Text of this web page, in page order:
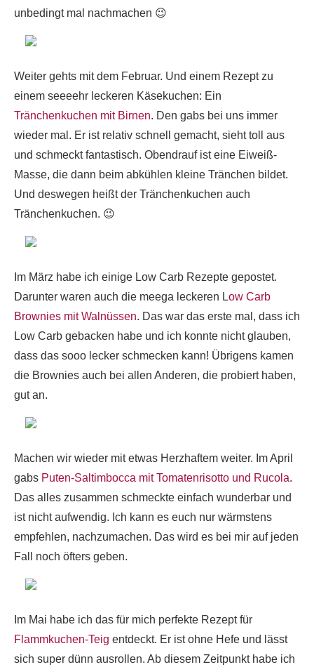
unbedingt mal nachmachen 😉
Weiter gehts mit dem Februar. Und einem Rezept zu
einem seeeehr leckeren Käsekuchen: Ein
Tränchenkuchen mit Birnen. Den gabs bei uns immer
wieder mal. Er ist relativ schnell gemacht, sieht toll aus
und schmeckt fantastisch. Obendrauf ist eine Eiweiß-
Masse, die dann beim abkühlen kleine Tränchen bildet.
Und deswegen heißt der Tränchenkuchen auch
Tränchenkuchen. 😉
Im März habe ich einige Low Carb Rezepte gepostet.
Darunter waren auch die meega leckeren Low Carb
Brownies mit Walnüssen. Das war das erste mal, dass ich
Low Carb gebacken habe und ich konnte nicht glauben,
dass das sooo lecker schmecken kann! Übrigens kamen
die Brownies auch bei allen Anderen, die probiert haben,
gut an.
Machen wir wieder mit etwas Herzhaftem weiter. Im April
gabs Puten-Saltimbocca mit Tomatenrisotto und Rucola.
Das alles zusammen schmeckte einfach wunderbar und
ist nicht aufwendig. Ich kann es euch nur wärmstens
empfehlen, nachzumachen. Das wird es bei mir auf jeden
Fall noch öfters geben.
Im Mai habe ich das für mich perfekte Rezept für
Flammkuchen-Teig entdeckt. Er ist ohne Hefe und lässt
sich super dünn ausrollen. Ab diesem Zeitpunkt habe ich